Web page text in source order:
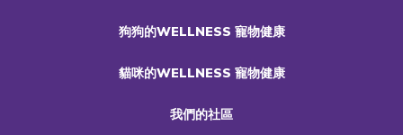
狗狗的WELLNESS 寵物健康
貓咪的WELLNESS 寵物健康
我們的社區